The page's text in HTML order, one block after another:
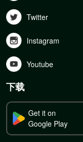
Twitter
Instagram
Youtube
下载
Get it on
Google Play